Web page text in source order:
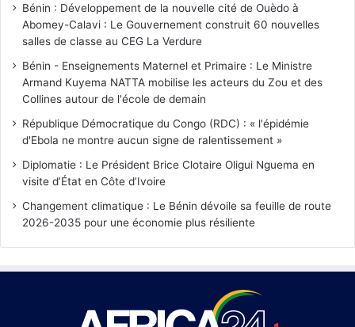
Bénin : Développement de la nouvelle cité de Ouèdo à
Abomey-Calavi : Le Gouvernement construit 60 nouvelles
salles de classe au CEG La Verdure
Bénin - Enseignements Maternel et Primaire : Le Ministre
Armand Kuyema NATTA mobilise les acteurs du Zou et des
Collines autour de l'école de demain
République Démocratique du Congo (RDC) : « l'épidémie
d'Ebola ne montre aucun signe de ralentissement »
Diplomatie : Le Président Brice Clotaire Oligui Nguema en
visite d’État en Côte d’Ivoire
Changement climatique : Le Bénin dévoile sa feuille de route
2026-2035 pour une économie plus résiliente